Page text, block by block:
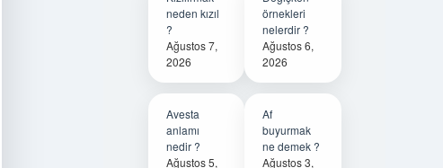
neden kızıl
?
Ağustos 7,
2026
örnekleri
nelerdir ?
Ağustos 6,
2026
Avesta
anlamı
nedir ?
Ağustos 5,
Af
buyurmak
ne demek ?
Ağustos 3,